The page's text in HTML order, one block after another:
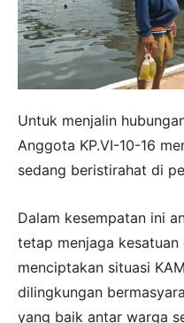
Untuk menjalin
Anggota KP.VI-10-16
sedang beristirahat di
Dalam kesempatan ini
tetap menjaga
menciptakan situasi
dilingkungan
yang baik antar warga